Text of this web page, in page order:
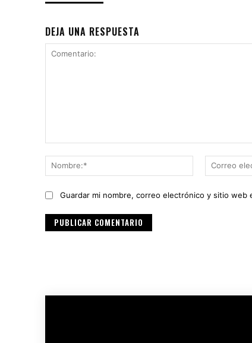
DEJA UNA RESPUESTA
Nombre:*
Guardar mi nombre, correo electrónico y sitio